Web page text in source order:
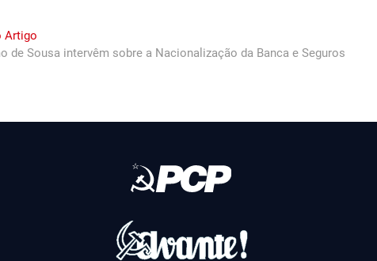
ArtigoNext
post:
de Sousa intervêm sobre a Nacionalização da Banca e Seguros